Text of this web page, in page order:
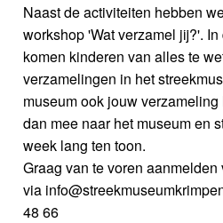
Naast de activiteiten hebben
workshop 'Wat verzamel jij?'.
komen kinderen van alles te
verzamelingen in het
museum ook jouw
dan mee naar het museum en
week lang ten toon.
Graag van te voren
via
48 66